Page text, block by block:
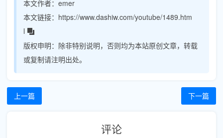
本文作者： emer
本文链接： https://www.dashiw.com/youtube/1489.htm
l
版权申明： 除非特别说明，否则均为本站原创文章，转载
或复制请注明出处。
上一篇 下一篇
评论